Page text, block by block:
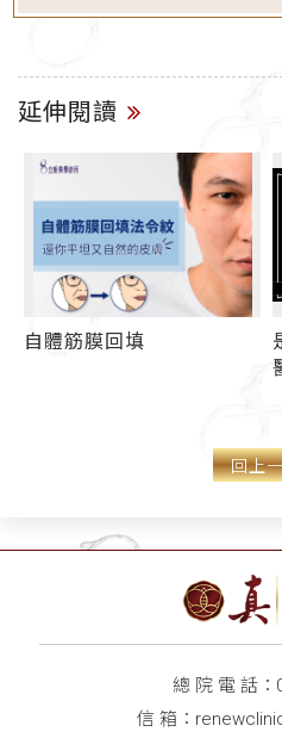
延伸閱讀
是什麼線雕拉提技術，連
回上
總 院 電 話：
信 箱：